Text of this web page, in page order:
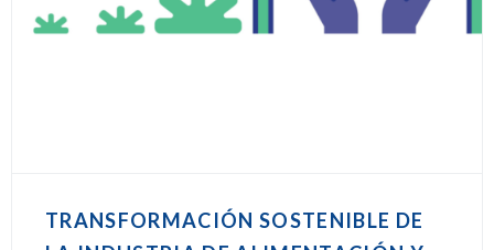
TRANSFORMACIÓN SOSTENIBLE DE